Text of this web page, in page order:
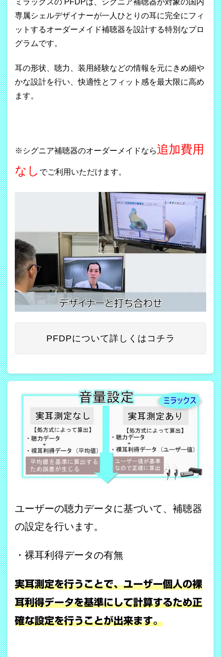
専属シェルデザイナーが一人ひとりの耳に完全にフィ
ットするオーダーメイド補聴器を設計する特別なプロ
グラムです。
耳の形状、聴力、装用経験などの情報を元にきめ細や
かな設計を行い、快適性とフィット感を最大限に高め
ます。
※シグニア補聴器のオーダーメイドなら追加費用
なし でご利用いただけます。
PFDPについて詳しくはコチラ
ユーザーの聴力データに基づいて、補聴器
の設定を行います。
・裸耳利得データの有無
実耳測定を行うことで、ユーザー個人の裸
耳利得データを基準にして計算するため正
確な設定を行うことが出来ます。